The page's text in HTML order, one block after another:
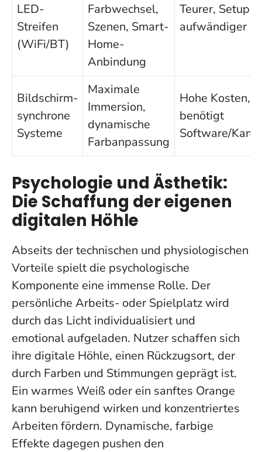
LED-
Streifen
(WiFi/BT)
Farbwechsel,
Szenen, Smart-
Home-
Anbindung
Teurer, Setup
aufwändiger
Bildschirm-
synchrone
Systeme
Maximale
Immersion,
dynamische
Farbanpassung
Hohe Kosten,
benötigt
Software/
Psychologie und Ästhetik:
Die Schaffung der eigenen
digitalen Höhle
Abseits der technischen und physiologischen
Vorteile spielt die psychologische
Komponente eine immense Rolle. Der
persönliche Arbeits- oder Spielplatz wird
durch das Licht individualisiert und
emotional aufgeladen. Nutzer schaffen sich
ihre digitale Höhle, einen Rückzugsort, der
durch Farben und Stimmungen geprägt ist.
Ein warmes Weiß oder ein sanftes Orange
kann beruhigend wirken und konzentriertes
Arbeiten fördern. Dynamische, farbige
Effekte dagegen pushen den